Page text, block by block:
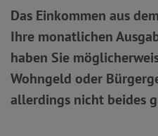
Das Einkommen aus
Ihre monatlichen
haben Sie
Wohngeld oder
allerdings nicht beides